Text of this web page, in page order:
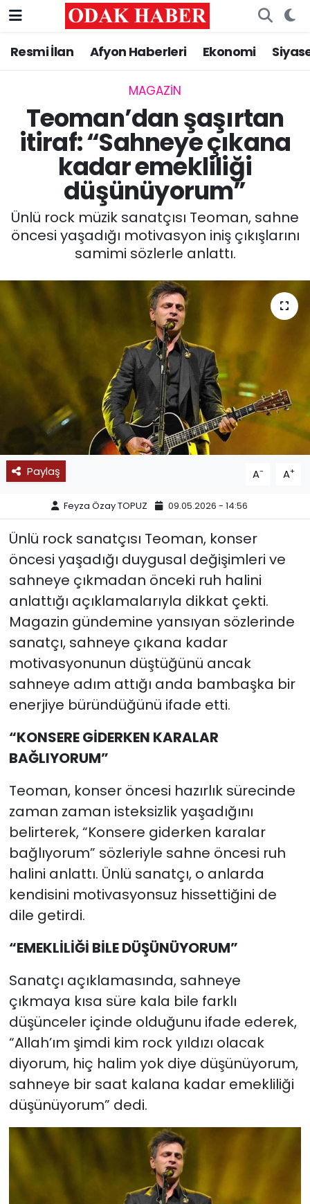
Resmi İlan Afyon Haberleri Ekonomi
MAGAZİN
Teoman’dan şaşırtan
itiraf: “Sahneye çıkana
kadar emekliliği
düşünüyorum”
Ünlü rock müzik sanatçısı Teoman, sahne
öncesi yaşadığı motivasyon iniş çıkışlarını
samimi sözlerle anlattı.
Paylaş A- A+
Feyza Özay TOPUZ 09.05.2026 - 14:56
Ünlü rock sanatçısı Teoman, konser
öncesi yaşadığı duygusal değişimleri ve
sahneye çıkmadan önceki ruh halini
anlattığı açıklamalarıyla dikkat çekti.
Magazin gündemine yansıyan sözlerinde
sanatçı, sahneye çıkana kadar
motivasyonunun düştüğünü ancak
sahneye adım attığı anda bambaşka bir
enerjiye büründüğünü ifade etti.
“KONSERE GİDERKEN KARALAR
BAĞLIYORUM”
Teoman, konser öncesi hazırlık sürecinde
zaman zaman isteksizlik yaşadığını
belirterek, “Konsere giderken karalar
bağlıyorum” sözleriyle sahne öncesi ruh
halini anlattı. Ünlü sanatçı, o anlarda
kendisini motivasyonsuz hissettiğini de
dile getirdi.
“EMEKLİLİĞİ BİLE DÜŞÜNÜYORUM”
Sanatçı açıklamasında, sahneye
çıkmaya kısa süre kala bile farklı
düşünceler içinde olduğunu ifade ederek,
“Allah’ım şimdi kim rock yıldızı olacak
diyorum, hiç halim yok diye düşünüyorum,
sahneye bir saat kalana kadar emekliliği
düşünüyorum” dedi.
AFYONKARAHİSAR HABERLERİ
ASAYİŞ
GÜNCEL
SİYASET
EĞİTİM
SAĞLIK
11:11 MANŞET
Nöbetçi Eczaneler
Trafik Durumu
Süper Lig Puan Durumu ve Fikstür
Tüm Manşetler
Son Dakika Haberleri